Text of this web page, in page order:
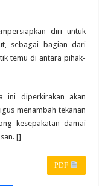
diri untuk
sebagai bagian dari
temu di antara pihak-
ini diperkirakan akan
menambah tekanan
kesepakatan damai
[]
PDF